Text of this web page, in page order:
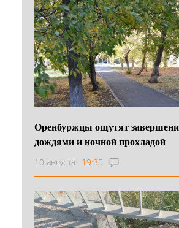
Оренбуржцы ощутят
дождями и ночной прохладой
10 августа 19:35